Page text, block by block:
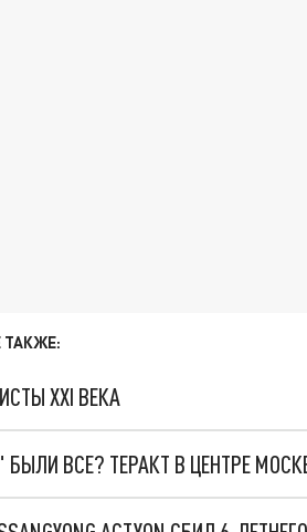
ТАКЖЕ:
XXI ВЕКА
ВСЕ? ТЕРАКТ В ЦЕНТРЕ